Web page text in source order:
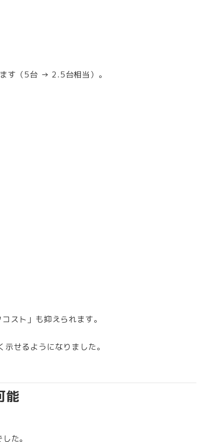
す（5台 → 2.5台相当）。
スト」も抑えられます。
せるようになりました。
能
た。